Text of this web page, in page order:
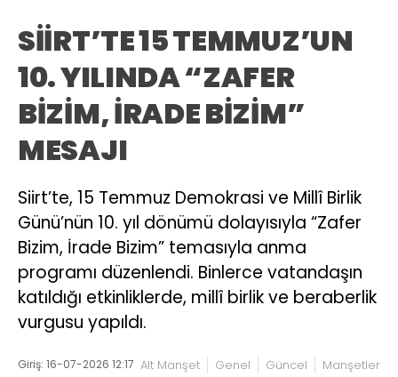
SİİRT’TE 15 TEMMUZ’UN
10. YILINDA “ZAFER
BİZİM, İRADE BİZİM”
MESAJI
Siirt’te, 15 Temmuz Demokrasi ve Millî Birlik
Günü’nün 10. yıl dönümü dolayısıyla “Zafer
Bizim, İrade Bizim” temasıyla anma
programı düzenlendi. Binlerce vatandaşın
katıldığı etkinliklerde, millî birlik ve beraberlik
vurgusu yapıldı.
Giriş: 16-07-2026 12:17 Alt Manşet Genel Güncel Manşetler